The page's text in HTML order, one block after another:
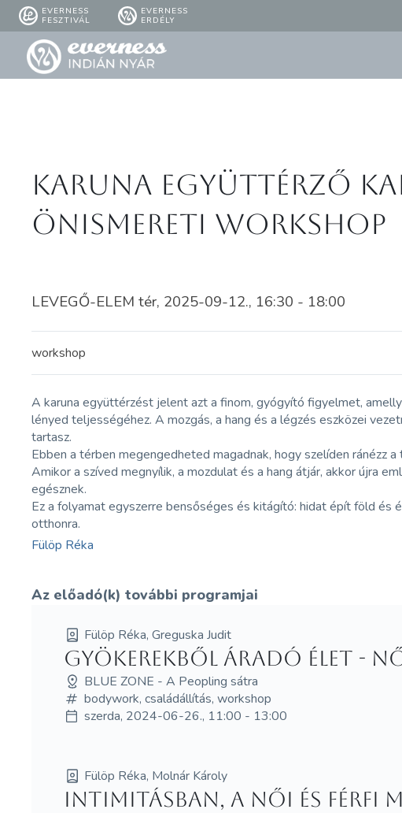
EVERNESS
FESZTIVÁL
EVERNESS
ERDÉLY
Karuna együttérző
önismereti WORKSHOP
LEVEGŐ-ELEM tér, 2025-09-12., 16:30 - 18:00
workshop
A karuna együttérzést jelent azt a finom, gyógyító figyelmet,
lényed teljességéhez. A mozgás, a hang és a légzés eszközei
tartasz.
Ebben a térben megengedheted magadnak, hogy szelíden
Amikor a szíved megnyílik, a mozdulat és a hang átjár, akkor újra
egésznek.
Ez a folyamat egyszerre bensőséges és kitágító: hidat épít föld és
otthonra.
Fülöp Réka
Az előadó(k) további programjai
Fülöp Réka, Greguska Judit
Gyökerekből áradó élet -
BLUE ZONE - A Peopling sátra
bodywork, családállítás, workshop
szerda, 2024-06-26., 11:00 - 13:00
Fülöp Réka, Molnár Károly
Intimitásban, a női és férfi